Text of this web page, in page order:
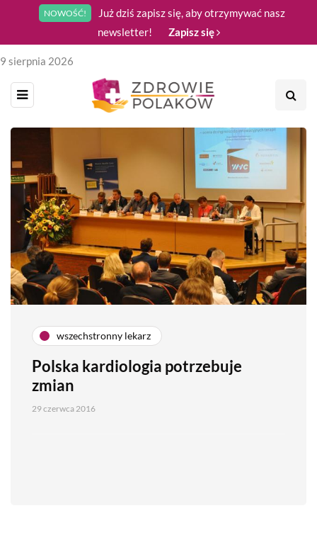
NOWOŚĆ!
Już dziś zapisz się, aby otrzymywać nasz
newsletter!
Zapisz się
9 sierpnia 2026
wszechstronny lekarz
Polska kardiologia potrzebuje
zmian
29 czerwca 2016